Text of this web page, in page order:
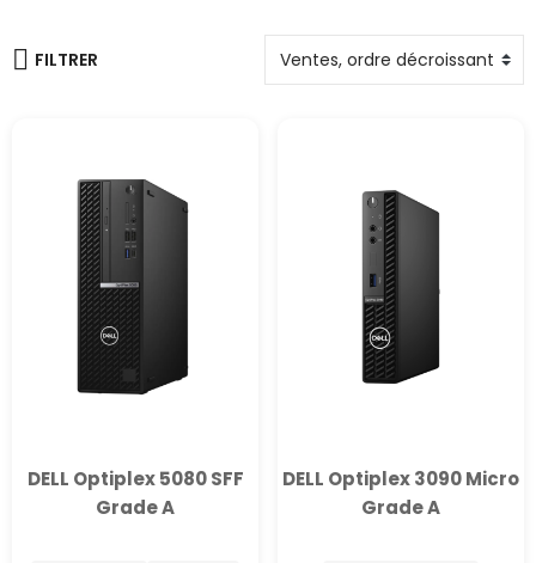
FILTRER
DELL Optiplex 5080 SFF
Grade A
DELL Optiplex 3090 Micro
Grade A